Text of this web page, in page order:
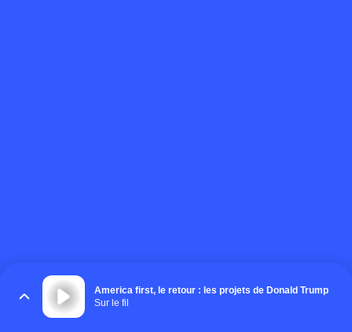
America first, le retour : les projets de Donald Trump
Sur le fil